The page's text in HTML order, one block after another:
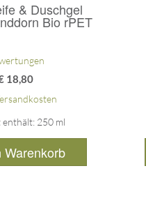
& Duschgel
Bio rPET
18,80
enthält: 250 ml
Warenkorb